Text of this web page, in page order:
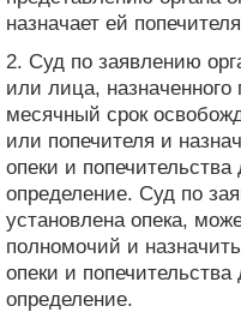
назначает ей
2. Суд по заявлению
или лица,
месячный срок
или попечителя и
опеки и
определение. Суд по
установлена ​​опека,
полномочий и
опеки и
определение.